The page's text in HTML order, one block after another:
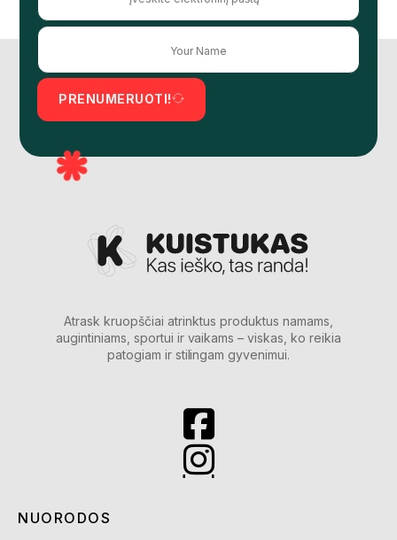
PRENUMERUOTI!
Atrask kruopščiai atrinktus produktus namams,
augintiniams, sportui ir vaikams – viskas, ko reikia
patogiam ir stilingam gyvenimui.
NUORODOS